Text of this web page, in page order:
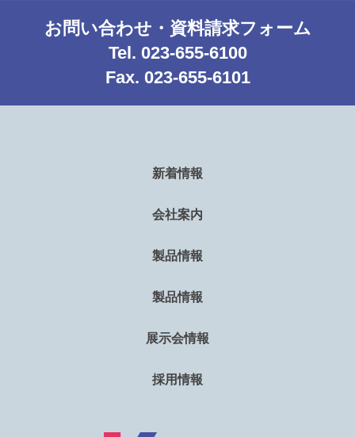
お問い合わせ・資料請求フォーム
Tel. 023-655-6100
Fax. 023-655-6101
新着情報
会社案内
製品情報
製品情報
展示会情報
採用情報